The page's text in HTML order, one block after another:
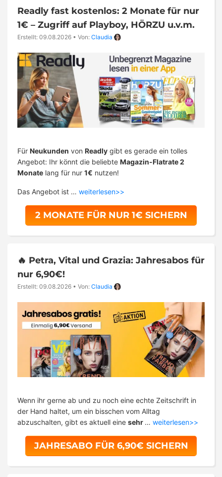
Readly fast kostenlos: 2 Monate für nur
1€ – Zugriff auf Playboy, HÖRZU u.v.m.
Erstellt: 09.08.2026 • Von: Claudia
Für Neukunden von Readly gibt es gerade ein tolles
Angebot: Ihr könnt die beliebte Magazin-Flatrate 2
Monate lang für nur 1€ nutzen!
Das Angebot ist … weiterlesen>>
2 MONATE FÜR NUR 1€ SICHERN
🔥 Petra, Vital und Grazia: Jahresabos für
nur 6,90€!
Erstellt: 09.08.2026 • Von: Claudia
Wenn ihr gerne ab und zu noch eine echte Zeitschrift in
der Hand haltet, um ein bisschen vom Alltag
abzuschalten, gibt es aktuell eine sehr … weiterlesen>>
JAHRESABO FÜR 6,90€ SICHERN